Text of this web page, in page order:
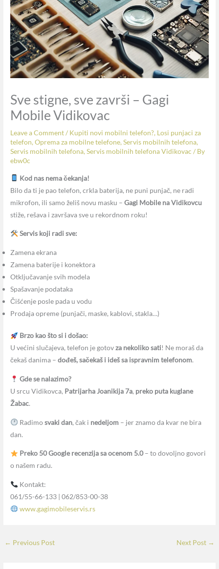
Sve stigne, sve završi – Gagi
Mobile Vidikovac
Leave a Comment/ Kupiti novi mobilni telefon?, Losi punjaci za
telefon,Oprema za mobilne telefone,Servis mobilnih telefona,
Servis mobilnih telefona,Servis mobilnih telefona Vidikovac / By
ebw0c
Kod nas nema čekanja!
Bilo da ti je pao telefon, crkla baterija, ne puni punjač, ne radi
mikrofon, ili samo želiš novu masku –Gagi Mobile na Vidikovcu
stiže, rešava i završava sve u rekordnom roku!
Servis koji radi sve:
Zamena ekrana
Zamena baterije i konektora
Otključavanje svih modela
Spašavanje podataka
Čišćenje posle pada u vodu
Prodaja opreme (punjači, maske, kablovi, stakla…)
Brzo kao što si i došao:
U većini slučajeva, telefon je gotovza nekoliko sati! Ne moraš da
čekaš danima –dođeš, sačekaš i ideš sa ispravnim telefonom.
Gde se nalazimo?
U srcu Vidikovca, Patrijarha Joanikija 7a, preko puta kuglane
Žabac.
Radimosvaki dan, čak i nedeljom– jer znamo da kvar ne bira
dan.
Preko 50 Google recenzija sa ocenom 5.0– to dovoljno govori
o našem radu.
Kontakt:
061/55-66-133 | 062/853-00-38
www.gagimobileservis.rs
← Previous Post Next Post →